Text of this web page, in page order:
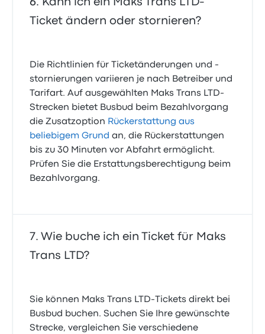
Kann ich ein Maks Trans LTD-
Ticket ändern oder stornieren?
Die Richtlinien für Ticketänderungen und -
stornierungen variieren je nach Betreiber und
Tarifart. Auf ausgewählten Maks Trans LTD-
Strecken bietet Busbud beim Bezahlvorgang
die Zusatzoption Rückerstattung aus
beliebigem Grund an, die Rückerstattungen
bis zu 30 Minuten vor Abfahrt ermöglicht.
Prüfen Sie die Erstattungsberechtigung beim
Bezahlvorgang.
Wie buche ich ein Ticket für Maks
Trans LTD?
Sie können Maks Trans LTD-Tickets direkt bei
Busbud buchen. Suchen Sie Ihre gewünschte
Strecke, vergleichen Sie verschiedene